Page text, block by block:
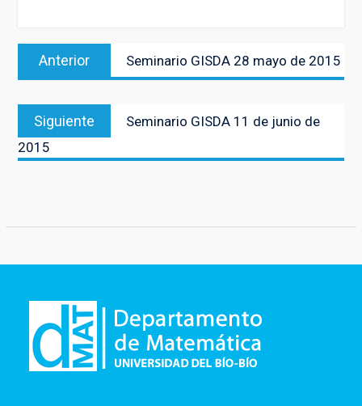
Navegación
Anterior
anterior:
Seminario GISDA 28 mayo de 2015
Siguiente
siguiente:
Seminario GISDA 11 de junio de
2015